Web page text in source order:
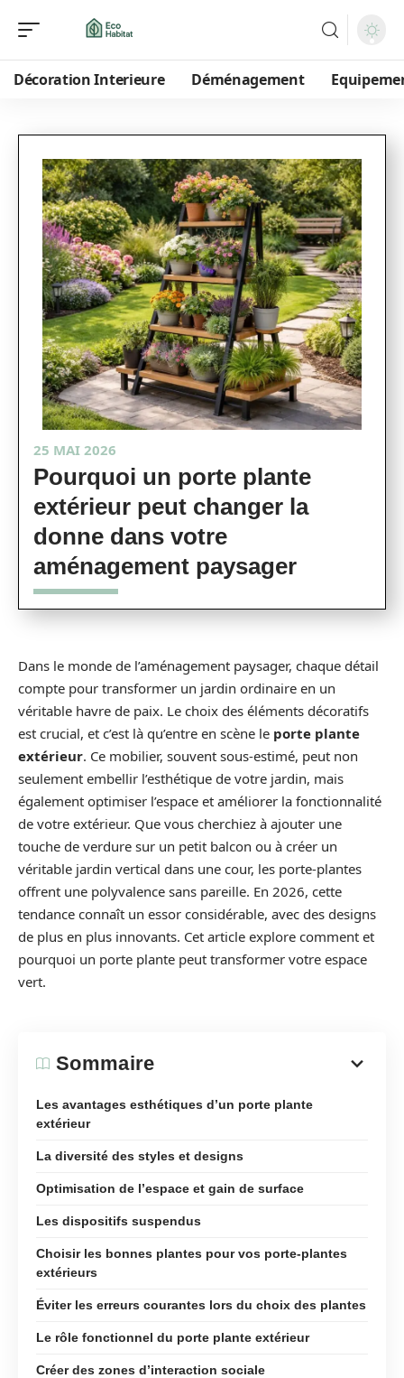
Décoration Interieure Déménagement
25 MAI 2026
Pourquoi un porte plante
extérieur peut changer la
donne dans votre
aménagement paysager
Dans le monde de l’aménagement paysager, chaque détail
compte pour transformer un jardin ordinaire en un
véritable havre de paix. Le choix des éléments décoratifs
est crucial, et c’est là qu’entre en scène le porte plante
extérieur. Ce mobilier, souvent sous-estimé, peut non
seulement embellir l’esthétique de votre jardin, mais
également optimiser l’espace et améliorer la fonctionnalité
de votre extérieur. Que vous cherchiez à ajouter une
touche de verdure sur un petit balcon ou à créer un
véritable jardin vertical dans une cour, les porte-plantes
offrent une polyvalence sans pareille. En 2026, cette
tendance connaît un essor considérable, avec des designs
de plus en plus innovants. Cet article explore comment et
pourquoi un porte plante peut transformer votre espace
vert.
Sommaire
Les avantages esthétiques d’un porte plante
extérieur
La diversité des styles et designs
Optimisation de l’espace et gain de surface
Les dispositifs suspendus
Choisir les bonnes plantes pour vos porte-plantes
extérieurs
Éviter les erreurs courantes lors du choix des plantes
Le rôle fonctionnel du porte plante extérieur
Créer des zones d’interaction sociale